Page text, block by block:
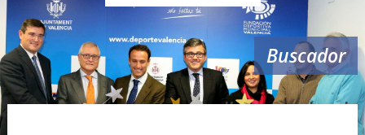
Instalaciones
Comunicación ▼
Valencia en deporte ▼
Buscador
san silvestre valencia